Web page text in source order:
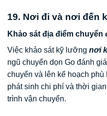
19. Nơi đi và nơi đến
Khảo sát địa điểm chuyển
Việc khảo sát kỹ lưỡng nơi
ngũ chuyển dọn Go đánh
chuyển và lên kế hoạch
phát sinh chi phí và thời
trình vận chuyển.